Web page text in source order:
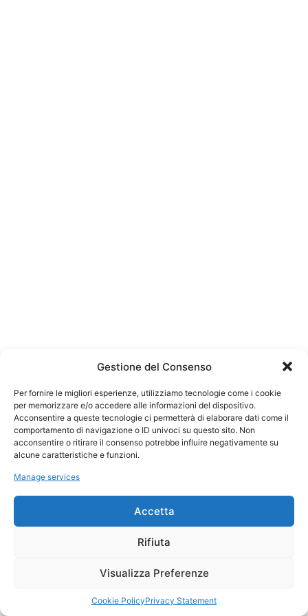
Gestione del Consenso
Per fornire le migliori esperienze, utilizziamo tecnologie come i cookie
per memorizzare e/o accedere alle informazioni del dispositivo.
Acconsentire a queste tecnologie ci permetterà di elaborare dati come il
comportamento di navigazione o ID univoci su questo sito. Non
acconsentire o ritirare il consenso potrebbe influire negativamente su
alcune caratteristiche e funzioni.
Manage services
Accetta
Rifiuta
Visualizza Preferenze
Cookie PolicyPrivacy Statement